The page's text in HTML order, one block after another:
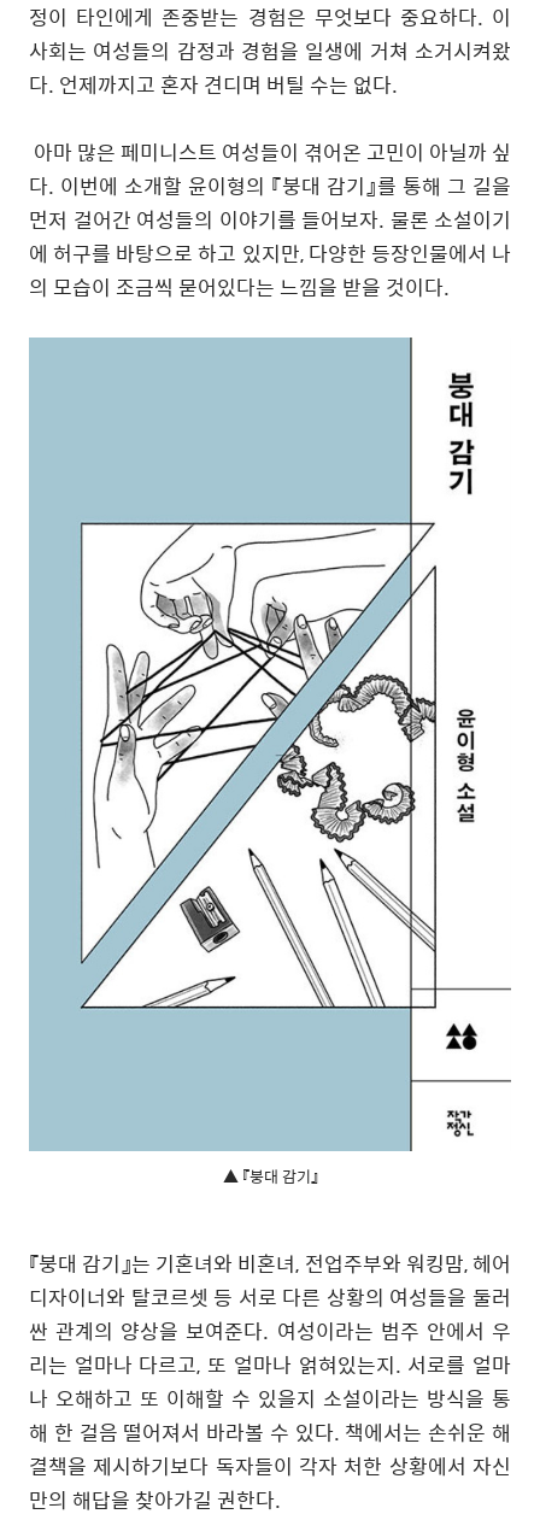
정이 타인에게 존중받는 경험은 무엇보다 중요하다. 이
사회는 여성들의 감정과 경험을 일생에 거쳐 소거시켜왔
다. 언제까지고 혼자 견디며 버틸 수는 없다.
아마 많은 페미니스트 여성들이 겪어온 고민이 아닐까 싶
다. 이번에 소개할 윤이형의 『붕대 감기』를 통해 그 길을
먼저 걸어간 여성들의 이야기를 들어보자. 물론 소설이기
에 허구를 바탕으로 하고 있지만, 다양한 등장인물에서 나
의 모습이 조금씩 묻어있다는 느낌을 받을 것이다.
▲ 『붕대 감기』
『붕대 감기』는 기혼녀와 비혼녀, 전업주부와 워킹맘, 헤어
디자이너와 탈코르셋 등 서로 다른 상황의 여성들을 둘러
싼 관계의 양상을 보여준다. 여성이라는 범주 안에서 우
리는 얼마나 다르고, 또 얼마나 얽혀있는지. 서로를 얼마
나 오해하고 또 이해할 수 있을지 소설이라는 방식을 통
해 한 걸음 떨어져서 바라볼 수 있다. 책에서는 손쉬운 해
결책을 제시하기보다 독자들이 각자 처한 상황에서 자신
만의 해답을 찾아가길 권한다.